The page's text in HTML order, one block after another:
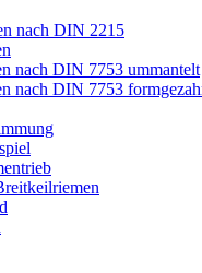
nach DIN 2215
nach DIN 7753 ummantelt
nach DIN 7753